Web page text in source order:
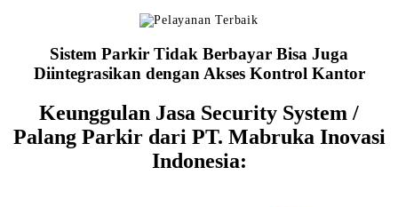
Sistem Parkir Tidak Berbayar Bisa Juga
Diintegrasikan dengan Akses Kontrol Kantor
Keunggulan Jasa Security System /
Palang Parkir dari PT. Mabruka Inovasi
Indonesia: